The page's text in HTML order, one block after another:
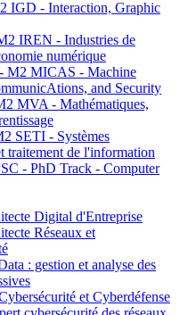
IGD - Interaction, Graphic
IREN - Industries de
numérique
M2 MICAS - Machine
and Security
MVA - Mathématiques,
SETI - Systèmes
traitement de l'information
- PhD Track - Computer
Digital d'Entreprise
Réseaux et
: gestion et analyse des
et Cyberdéfense